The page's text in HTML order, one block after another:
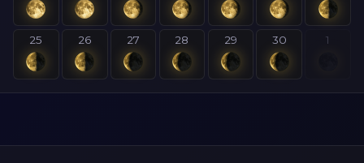
25 26 27 28 29 30 1